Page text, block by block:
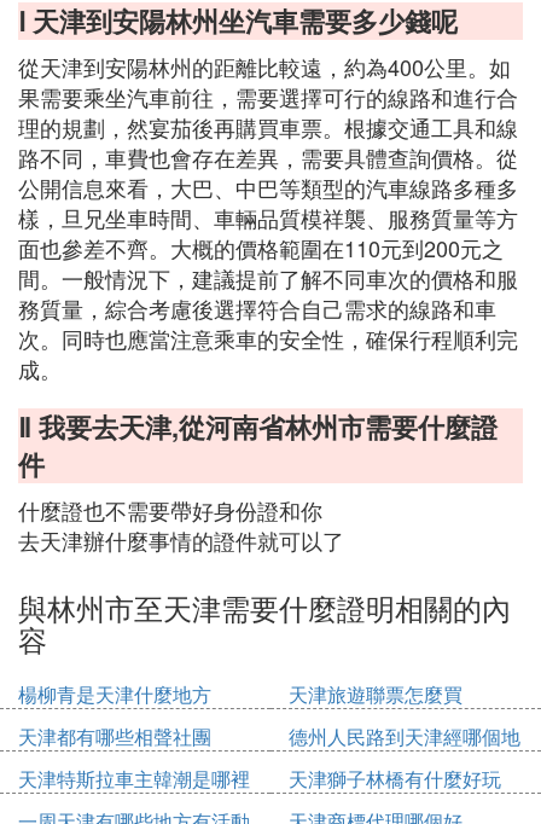
Ⅰ 天津到安陽林州坐汽車需要多少錢呢
從天津到安陽林州的距離比較遠，約為400公里。如
果需要乘坐汽車前往，需要選擇可行的線路和進行合
理的規劃，然宴茄後再購買車票。根據交通工具和線
路不同，車費也會存在差異，需要具體查詢價格。從
公開信息來看，大巴、中巴等類型的汽車線路多種多
樣，旦兄坐車時間、車輛品質模祥襲、服務質量等方
面也參差不齊。大概的價格範圍在110元到200元之
間。一般情況下，建議提前了解不同車次的價格和服
務質量，綜合考慮後選擇符合自己需求的線路和車
次。同時也應當注意乘車的安全性，確保行程順利完
成。
Ⅱ 我要去天津,從河南省林州市需要什麼證
件
什麼證也不需要帶好身份證和你
去天津辦什麼事情的證件就可以了
與林州市至天津需要什麼證明相關的內
容
楊柳青是天津什麼地方
天津旅遊聯票怎麼買
天津都有哪些相聲社團
德州人民路到天津經哪個地
方
天津特斯拉車主韓潮是哪裡
天津獅子林橋有什麼好玩